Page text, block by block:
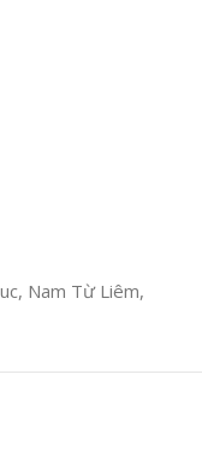
Nam Từ Liêm,